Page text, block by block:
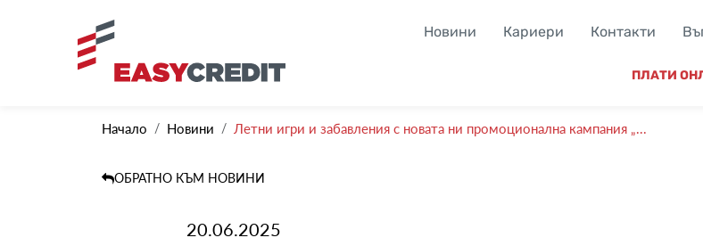
Новини Кариери Контакти
ПЛАТИ
Начало Новини Летни игри и забавления с новата ни промоционална кампания „...
ОБРАТНО КЪМ НОВИНИ
20.06.2025